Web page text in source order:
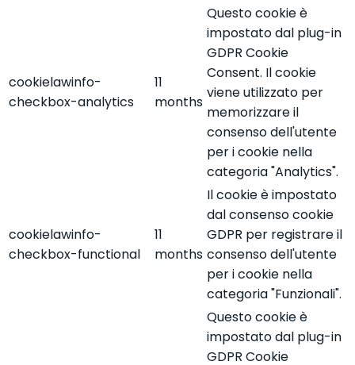
cookielawinfo-
checkbox-analytics
11
months
Questo cookie è
impostato dal plug-in
GDPR Cookie
Consent. Il cookie
viene utilizzato per
memorizzare il
consenso dell'utente
per i cookie nella
categoria "Analytics".
cookielawinfo-
checkbox-functional
11
months
Il cookie è impostato
dal consenso cookie
GDPR per registrare il
consenso dell'utente
per i cookie nella
categoria "Funzionali".
Questo cookie è
impostato dal plug-in
GDPR Cookie